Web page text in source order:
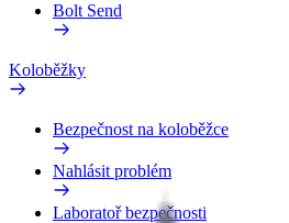
Bolt Send
Koloběžky
Bezpečnost na koloběžce
Nahlásit problém
Laboratoř bezpečnosti